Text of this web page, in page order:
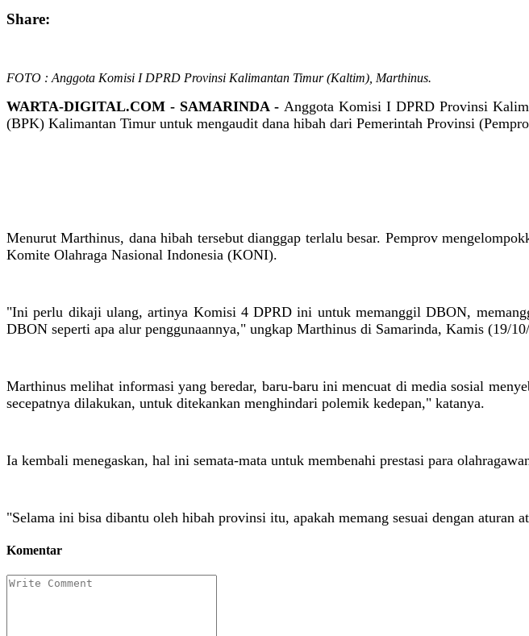
Share:
FOTO : Anggota Komisi I DPRD Provinsi Kalimantan Timur (Kaltim), Marthinus.
WARTA-DIGITAL.COM - SAMARINDA - Anggota Komisi I DPRD Provinsi
(BPK) Kalimantan Timur untuk mengaudit dana hibah dari Pemerintah Provinsi
Menurut Marthinus, dana hibah tersebut dianggap terlalu besar. Pemprov
Komite Olahraga Nasional Indonesia (KONI).
"Ini perlu dikaji ulang, artinya Komisi 4 DPRD ini untuk memanggil DBON,
DBON seperti apa alur penggunaannya," ungkap Marthinus di Samarinda, Kamis (19/
Marthinus melihat informasi yang beredar, baru-baru ini mencuat di media sosial
secepatnya dilakukan, untuk ditekankan menghindari polemik kedepan," katanya.
Ia kembali menegaskan, hal ini semata-mata untuk membenahi prestasi para
"Selama ini bisa dibantu oleh hibah provinsi itu, apakah memang sesuai dengan aturan
Komentar